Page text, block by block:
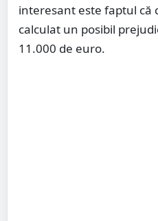
interesant este faptul că
calculat un posibil
11.000 de euro.